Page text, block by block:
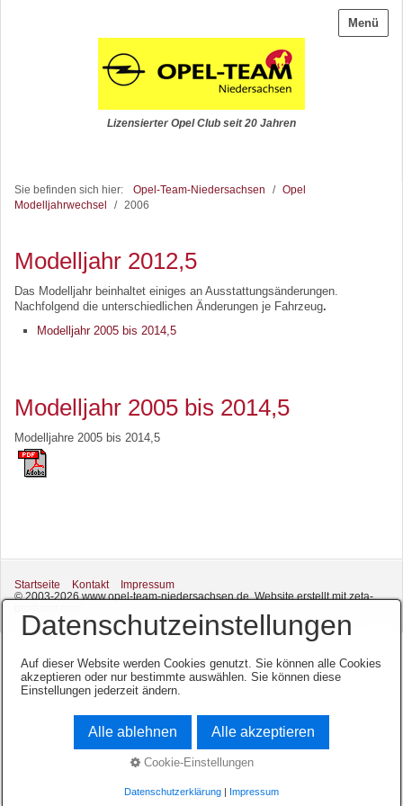
Menü
Lizensierter Opel Club seit 20 Jahren
Sie befinden sich hier: Opel-Team-Niedersachsen /
Opel
Modelljahrwechsel
/ 2006
Modelljahr 2012,5
Das Modelljahr beinhaltet einiges an Ausstattungsänderungen.
Nachfolgend die unterschiedlichen Änderungen je Fahrzeug.
Modelljahr 2005 bis 2014,5
Modelljahr 2005 bis 2014,5
Modelljahre 2005 bis 2014,5
Startseite Kontakt
Impressum
© 2003-2026 www.opel-team-niedersachsen.de.Website erstellt mit zeta-
Datenschutzeinstellungen
Auf dieser Website werden Cookies genutzt. Sie können alle Cookies
akzeptieren oder nur bestimmte auswählen. Sie können diese
Einstellungen jederzeit ändern.
Alle ablehnen Alle akzeptieren
Cookie-Einstellungen
Datenschutzerklärung| Impressum